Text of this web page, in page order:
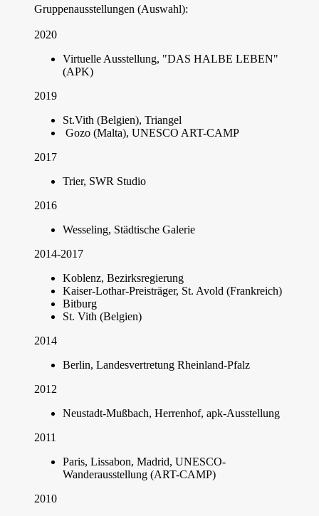
Gruppenausstellungen (Auswahl):
2020
Virtuelle Ausstellung, "DAS HALBE LEBEN"
(APK)
2019
St.Vith (Belgien), Triangel
Gozo (Malta), UNESCO ART-CAMP
2017
Trier, SWR Studio
2016
Wesseling, Städtische Galerie
2014-2017
Koblenz, Bezirksregierung
Kaiser-Lothar-Preisträger, St. Avold (Frankreich)
Bitburg
St. Vith (Belgien)
2014
Berlin, Landesvertretung Rheinland-Pfalz
2012
Neustadt-Mußbach, Herrenhof, apk-Ausstellung
2011
Paris, Lissabon, Madrid, UNESCO-
Wanderausstellung (ART-CAMP)
2010